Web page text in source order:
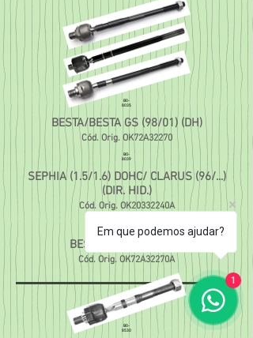
B0-
8035
BESTA/BESTA GS (98/01) (DH)
Cód. Orig. OK72A32270
BO-
8039
SEPHIA (1.5/1.6) DOHC/ CLARUS (96/...)
(DIR. HID.)
Cód. Orig. OK20332240A
BESTA GS (01/05) (DH)
Cód. Orig. OK72A32270A
B0-
8530
Em que podemos ajudar?
1